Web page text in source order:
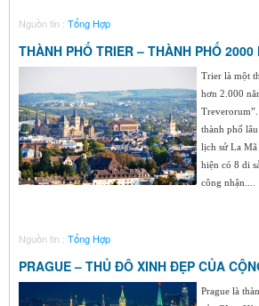
Nguồn tin : Tổng Hợp
THÀNH PHỐ TRIER – THÀNH PHỐ 2000
Trier là một
hơn 2.000
thành phố
lịch sử La
hiện có 8 di
công nhận....
Nguồn tin : Tổng Hợp
PRAGUE – THỦ ĐÔ XINH ĐẸP CỦA
Prague là